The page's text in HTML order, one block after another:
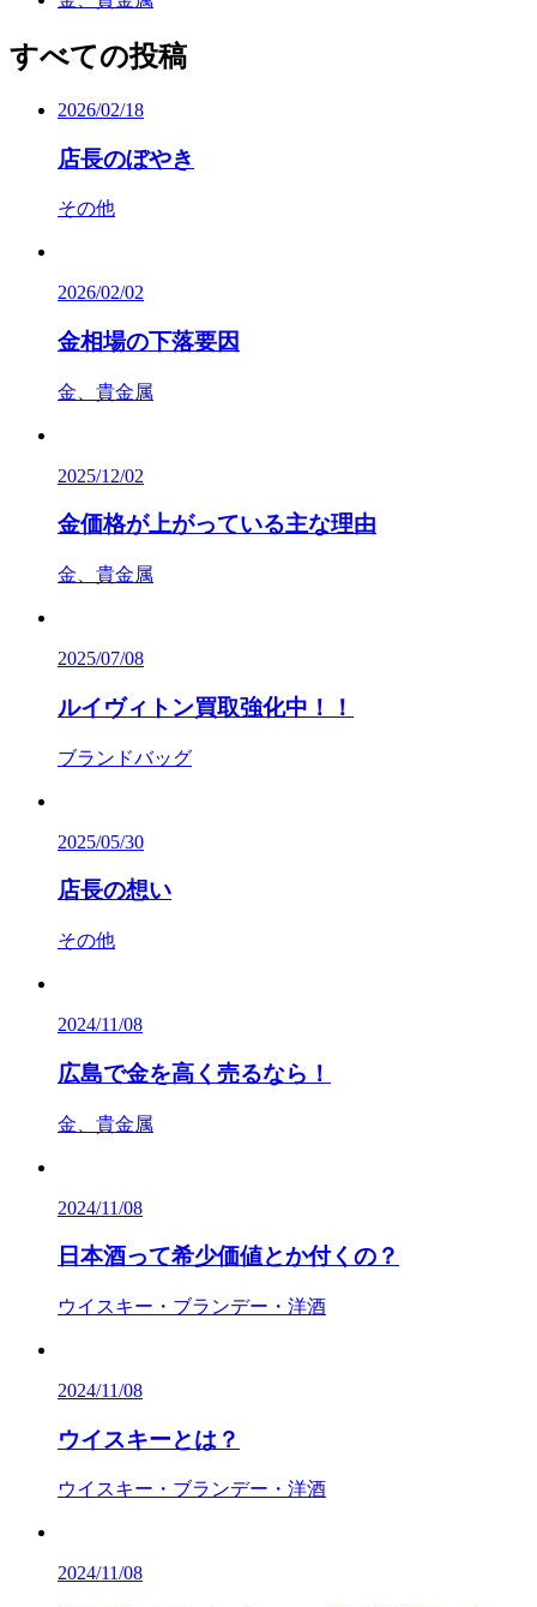
すべての投稿
2026/02/18
店長のぼやき
その他
2026/02/02
金相場の下落要因
金、貴金属
2025/12/02
金価格が上がっている主な理由
金、貴金属
2025/07/08
ルイヴィトン買取強化中！！
ブランドバッグ
2025/05/30
店長の想い
その他
2024/11/08
広島で金を高く売るなら！
金、貴金属
2024/11/08
日本酒って希少価値とか付くの？
ウイスキー・ブランデー・洋酒
2024/11/08
ウイスキーとは？
ウイスキー・ブランデー・洋酒
2024/11/08